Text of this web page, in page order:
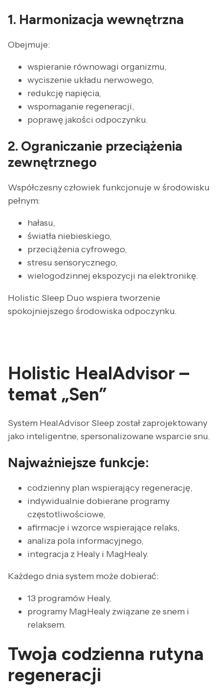
1. Harmonizacja wewnętrzna
Obejmuje:
wspieranie równowagi organizmu,
wyciszenie układu nerwowego,
redukcję napięcia,
wspomaganie regeneracji,
poprawę jakości odpoczynku.
2. Ograniczanie przeciążenia
zewnętrznego
Współczesny człowiek funkcjonuje w środowisku
pełnym:
hałasu,
światła niebieskiego,
przeciążenia cyfrowego,
stresu sensorycznego,
wielogodzinnej ekspozycji na elektronikę.
Holistic Sleep Duo wspiera tworzenie
spokojniejszego środowiska odpoczynku.
Holistic HealAdvisor –
temat „Sen”
System HealAdvisor Sleep został zaprojektowany
jako inteligentne, spersonalizowane wsparcie snu.
Najważniejsze funkcje:
codzienny plan wspierający regenerację,
indywidualnie dobierane programy
częstotliwościowe,
afirmacje i wzorce wspierające relaks,
analiza pola informacyjnego,
integracja z Healy i MagHealy.
Każdego dnia system może dobierać:
13 programów Healy,
programy MagHealy związane ze snem i
relaksem.
Twoja codzienna rutyna
regeneracji